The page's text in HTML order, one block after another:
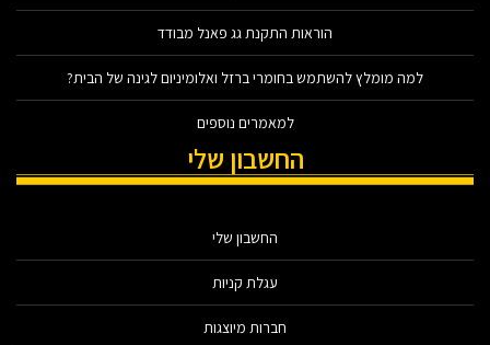
הוראות התקנת גג פאנל מבודד
למה מומלץ להשתמש בחומרי ברזל ואלומיניום לגינה של הבית?
למאמרים נוספים
החשבון שלי
החשבון שלי
עגלת קניות
חברות מיוצגות